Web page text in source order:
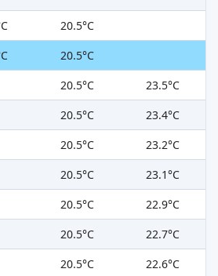
20.5°C
20.5°C
20.5°C
23.5°C
20.5°C
23.4°C
20.5°C
23.2°C
20.5°C
23.1°C
20.5°C
22.9°C
20.5°C
22.7°C
20.5°C 22.6°C